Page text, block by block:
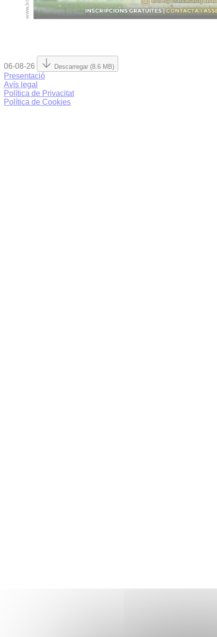
06-08-26 Descarregar (8.6 MB)
Presentació
Avís legal
Política de Privacitat
Política de Cookies